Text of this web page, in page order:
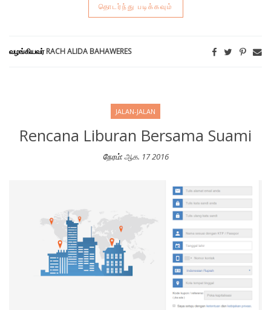
தொடர்ந்து படிக்கவும்
வழங்கியவர்RACH ALIDA BAHAWERES
JALAN-JALAN
Rencana Liburan Bersama Suami
நேரம்:ஆக. 17 2016